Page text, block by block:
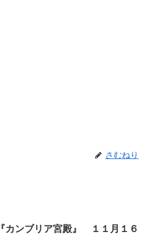
さむねり
『カンブリア宮殿』 １１月１６